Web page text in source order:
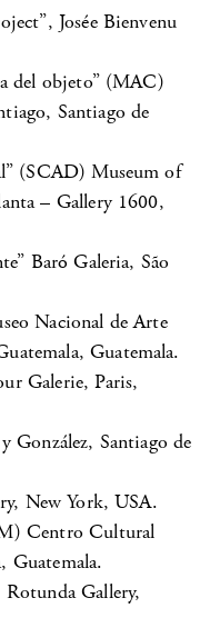
Josée Bienvenu
del objeto” (MAC)
Santiago de
(SCAD) Museum of
– Gallery 1600,
Baró Galeria, São
Nacional de Arte
Guatemala.
Galerie, Paris,
González, Santiago de
New York, USA.
Centro Cultural
Guatemala.
Gallery,